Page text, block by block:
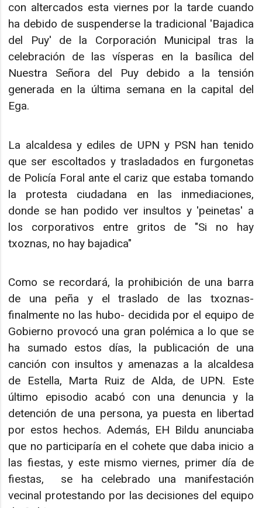
con altercados esta viernes por la tarde cuando
ha debido de suspenderse la tradicional 'Bajadica
del Puy' de la Corporación Municipal tras la
celebración de las vísperas en la basílica del
Nuestra Señora del Puy debido a la tensión
generada en la última semana en la capital del
Ega.
La alcaldesa y ediles de UPN y PSN han tenido
que ser escoltados y trasladados en furgonetas
de Policía Foral ante el cariz que estaba tomando
la protesta ciudadana en las inmediaciones,
donde se han podido ver insultos y 'peinetas' a
los corporativos entre gritos de "Si no hay
txoznas, no hay bajadica"
Como se recordará, la prohibición de una barra
de una peña y el traslado de las txoznas-
finalmente no las hubo- decidida por el equipo de
Gobierno provocó una gran polémica a lo que se
ha sumado estos días, la publicación de una
canción con insultos y amenazas a la alcaldesa
de Estella, Marta Ruiz de Alda, de UPN. Este
último episodio acabó con una denuncia y la
detención de una persona, ya puesta en libertad
por estos hechos. Además, EH Bildu anunciaba
que no participaría en el cohete que daba inicio a
las fiestas, y este mismo viernes, primer día de
fiestas, se ha celebrado una manifestación
vecinal protestando por las decisiones del equipo